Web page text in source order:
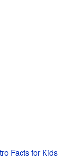
Facts for Kids